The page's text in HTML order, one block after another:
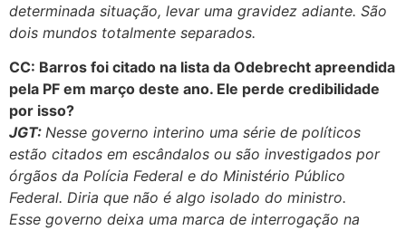
determinada situação, levar uma gravidez adiante. São
dois mundos totalmente separados.
CC: Barros foi citado na lista da Odebrecht apreendida
pela PF em março deste ano. Ele perde credibilidade
por isso?
JGT: Nesse governo interino uma série de políticos
estão citados em escândalos ou são investigados por
órgãos da Polícia Federal e do Ministério Público
Federal. Diria que não é algo isolado do ministro.
Esse governo deixa uma marca de interrogação na